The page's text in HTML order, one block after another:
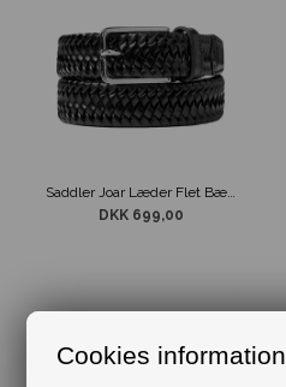
Cookies information
Saddler Joar Læder Flet Bælte Sort
DKK 699,00